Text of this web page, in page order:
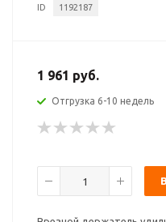
ID 1192187
1 961 руб.
Отгрузка 6-10 недель